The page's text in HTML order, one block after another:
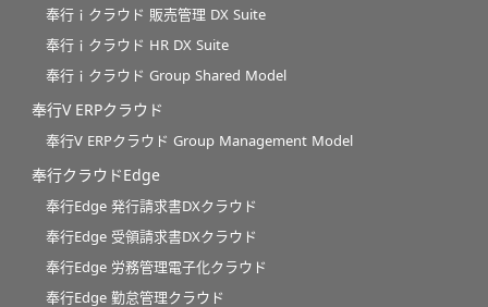
奉行ｉクラウド 販売管理 DX Suite
奉行ｉクラウド HR DX Suite
奉行ｉクラウド Group Shared Model
奉行V ERPクラウド
奉行V ERPクラウド Group Management Model
奉行クラウドEdge
奉行Edge 発行請求書DXクラウド
奉行Edge 受領請求書DXクラウド
奉行Edge 労務管理電子化クラウド
奉行Edge 勤怠管理クラウド